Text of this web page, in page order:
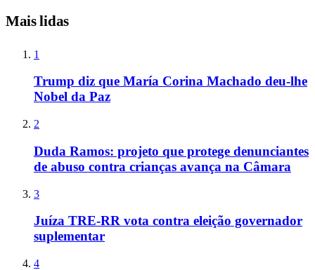
Mais lidas
1
Trump diz que María Corina Machado deu-lhe
Nobel da Paz
2
Duda Ramos: projeto que protege denunciantes
de abuso contra crianças avança na Câmara
3
Juíza TRE-RR vota contra eleição governador
suplementar
4